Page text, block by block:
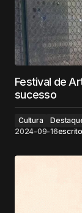
Festival de
sucesso
Cultura
2024-09-16